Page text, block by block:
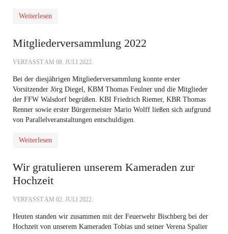
Weiterlesen
Mitgliederversammlung 2022
VERFASST AM 08. JULI 2022.
Bei der diesjährigen Mitgliederversammlung konnte erster
Vorsitzender Jörg Diegel, KBM Thomas Feulner und die Mitglieder
der FFW Walsdorf begrüßen. KBI Friedrich Riemer, KBR Thomas
Renner sowie erster Bürgermeister Mario Wolff ließen sich aufgrund
von Parallelveranstaltungen entschuldigen.
Weiterlesen
Wir gratulieren unserem Kameraden zur
Hochzeit
VERFASST AM 02. JULI 2022.
Heuten standen wir zusammen mit der Feuerwehr Bischberg bei der
Hochzeit von unserem Kameraden Tobias und seiner Verena Spalier